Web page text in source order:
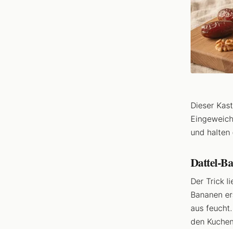
Dieser
und
Dattel-
Der Trick
Bananen
aus
den